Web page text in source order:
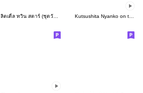
Kutsushita Nyanko on the Move